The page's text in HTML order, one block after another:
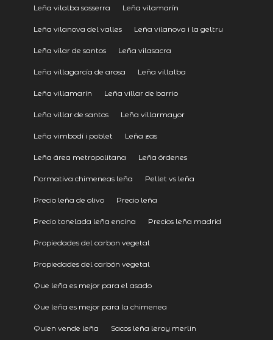
Leña vilalba sasserra Leña vilamarín
Leña vilanova del valles Leña vilanova i la geltru
Leña vilar de santos Leña vilasacra
Leña villagarcía de arosa Leña villalba
Leña villamarín Leña villar de barrio
Leña villar de santos Leña villarmayor
Leña vimbodí i poblet Leña zas
Leña área metropolitana Leña órdenes
Normativa chimeneas leña Pellet vs leña
Precio leña de olivo Precio leña
Precio tonelada leña encina Precios leña madrid
Propiedades del carbon vegetal
Propiedades del carbón vegetal
Que leña es mejor para el asado
Que leña es mejor para la chimenea
Quien vende leña Sacos leña leroy merlin